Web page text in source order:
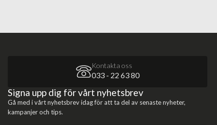
Kontakta oss
033 - 22 63 80
Signa upp dig för vårt nyhetsbrev
Gå med i vårt nyhetsbrev idag för att ta del av senaste nyheter,
kampanjer och tips.